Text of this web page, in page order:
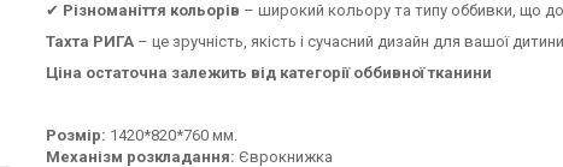
✔ Різноманіття кольорів – широкий кольору та типу оббивки, що
Тахта РИГА – це зручність, якість і сучасний дизайн для вашої
Ціна остаточна залежить від категорії оббивної тканини
Розмір: 1420*820*760 мм.
Механізм розкладання: Єврокнижка